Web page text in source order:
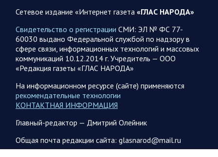
Вооружённые силы РФ освободили населённый пункт
группировки «Север» взяли под контроль Рыжевку в…
05.08.2026 12:51
Власть
обороны России. Главное
Главное: Все службы тыла Минобороны объединяются под
руководством Валерия Солодчука. Группировкой «Центр» в
рамках СВО будет командовать Андрей Иванаев.
Группировка…
Сетевое издание «Интернет газета «ГЛАС НАРОДА»
Свидетельство о регистрации СМИ: ЭЛ № ФС 77-
60030 выдано Федеральной службой по надзору в
сфере связи, информационных технологий и массовых
коммуникаций 10.12.2014 г. Учредитель — ООО
«Редакция газеты «ГЛАС НАРОДА»
На информационном ресурсе (сайте) применяются
рекомендательные технологии
КОНТАКТНАЯ ИНФОРМАЦИЯ
Главный-редактор — Дмитрий Олейник
Общая почта редакции сайта: glasnarod@mail.ru